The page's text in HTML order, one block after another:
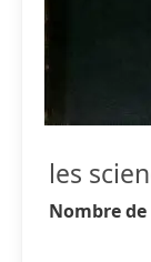
les
Nombre de